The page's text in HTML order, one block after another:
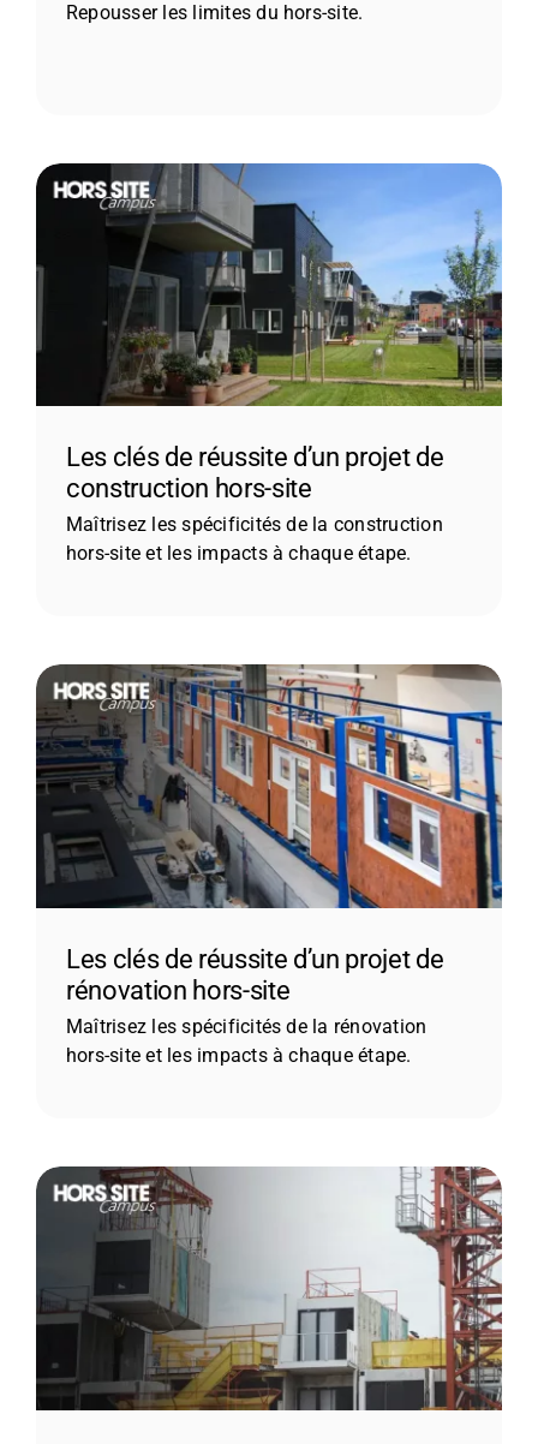
Repousser les limites du hors-site.
Les clés de réussite d’un projet de
construction hors-site
Maîtrisez les spécificités de la construction
hors-site et les impacts à chaque étape.
Les clés de réussite d’un projet de
rénovation hors-site
Maîtrisez les spécificités de la rénovation
hors-site et les impacts à chaque étape.